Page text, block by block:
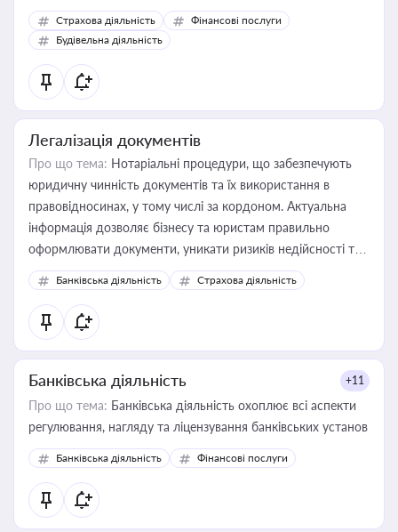
корисне для власника бізнесу, керівника, юриста або
бухгалтера під час оподаткування, приватизації, оренди
державного майна, корпоративних угод і перевірки
статусу суб'єктів оціночної діяльності
Страхова діяльність
Фінансові послуги
Будівельна діяльність
Легалізація документів
Про що тема: Нотаріальні процедури, що забезпечують
юридичну чинність документів та їх використання в
правовідносинах, у тому числі за кордоном. Актуальна
інформація дозволяє бізнесу та юристам правильно
оформлювати документи, уникати ризиків недійсності та
забезпечувати їх належне прийняття органами влади та
контрагентами
Банківська діяльність Страхова діяльність
Банківська діяльність +11
Про що тема: Банківська діяльність охоплює всі аспекти
регулювання, нагляду та ліцензування банківських установ
Банківська діяльність Фінансові послуги